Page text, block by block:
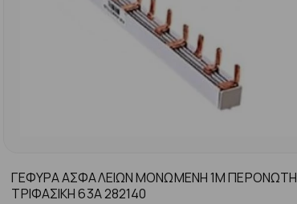
ΓΕΦΥΡΑ ΑΣΦΑΛΕΙΩΝ ΜΟΝΩΜΕΝΗ 1Μ ΠΕΡΟΝΩΤΗ
ΤΡΙΦΑΣΙΚΗ 63Α 282140